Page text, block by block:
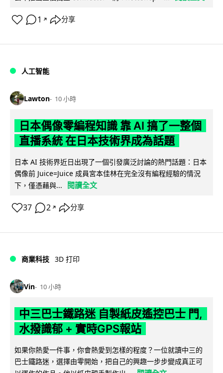
1 ↗ 分享
人工智能
Lawton 10 小時
日本偶像零編程知識 靠 AI 搞了一整個
直播系統 在日本技術界成為話題
日本 AI 技術界近日出現了一個引發廣泛討論的熱門話題：日本
偶像前 Juice=Juice 成員宮本佳林在完全沒有編程經驗的情況
下，僅憑藉與...
閱讀全文
37 2 ↗ 分享
商業科技 3D 打印
Vin 10 小時
中三巴士鐵路迷 自製紙皮遙控巴士 門,
水撥識郁 + 實時GPS報站
如果你熱愛一件事，你會熱愛到怎樣的程度？一位就讀中三的
巴士鐵路迷，選擇由零開始，把自己的興趣一步步變成真正可